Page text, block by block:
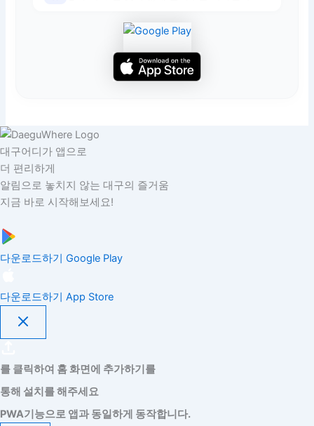
대구어디가 앱으로
더 편리하게
알림으로 놓치지 않는 대구의 즐거움
지금 바로 시작해보세요!
다운로드하기 Google Play
다운로드하기 App Store
를 클릭하여 홈 화면에 추가하기를
통해 설치를 해주세요
PWA기능으로 앱과 동일하게 동작합니다.